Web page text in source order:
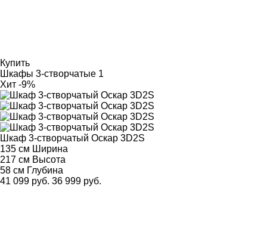
Купить
Шкафы 3-створчатые 1
Хит -9%
Шкаф 3-створчатый Оскар 3D2S
135 см Ширина
217 см Высота
58 см Глубина
41 099 руб. 36 999 руб.